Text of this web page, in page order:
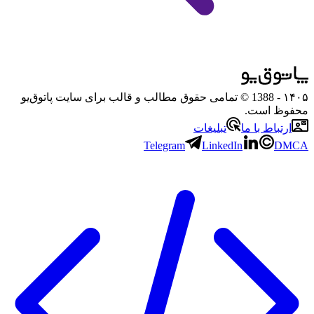
۱۴۰۵
- 1388 © تمامی حقوق مطالب و قالب برای سایت پاتوق‌یو
محفوظ است.
ارتباط با ما
تبلیغات
Telegram
LinkedIn DMCA